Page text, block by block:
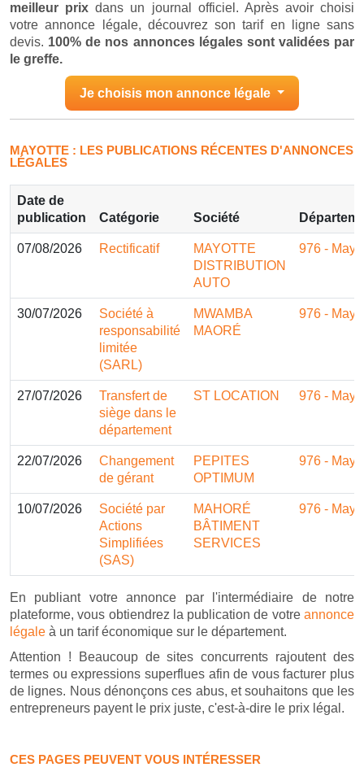
meilleur prix dans un journal officiel. Après avoir choisi
votre annonce légale, découvrez son tarif en ligne sans
devis. 100% de nos annonces légales sont validées par
le greffe.
Je choisis mon annonce légale
MAYOTTE : LES PUBLICATIONS RÉCENTES D'ANNONCES
LÉGALES
Date de
publication
Catégorie Société
07/08/2026 Rectificatif
MAYOTTE
DISTRIBUTION
AUTO
976 -
30/07/2026
Société à
responsabilité
limitée
(SARL)
MWAMBA
MAORÉ
976 -
27/07/2026
Transfert de
siège dans le
département
ST LOCATION 976 -
22/07/2026
Changement
de gérant
PEPITES
OPTIMUM
976 -
10/07/2026
Société par
Actions
Simplifiées
(SAS)
MAHORÉ
BÂTIMENT
SERVICES
976 -
En publiant votre annonce par l'intermédiaire de notre
plateforme, vous obtiendrez la publication de votre annonce
légale à un tarif économique sur le département.
Attention ! Beaucoup de sites concurrents rajoutent des
termes ou expressions superflues afin de vous facturer plus
de lignes. Nous dénonçons ces abus, et souhaitons que les
entrepreneurs payent le prix juste, c'est-à-dire le prix légal.
CES PAGES PEUVENT VOUS INTÉRESSER